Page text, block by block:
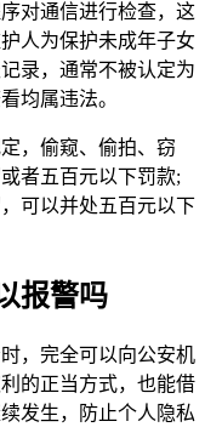
对通信进行检查，这
人为保护未成年子女
录，通常不被认定为
均属违法。
，偷窥、偷拍、窃
者五百元以下罚款;
可以并处五百元以下
报警吗
，完全可以向公安机
的正当方式，也能借
发生，防止个人隐私